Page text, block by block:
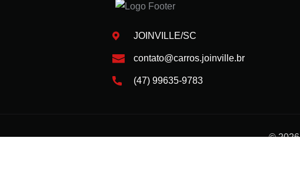
JOINVILLE/SC
contato@carros.joinville.br
(47) 99635-9783
©2026